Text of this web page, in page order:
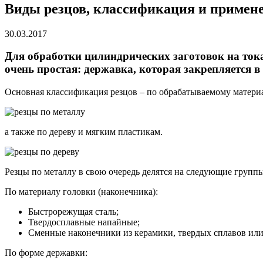
Виды резцов, классификация и
30.03.2017
Для обработки цилиндрических заготовок на
очень простая: державка, которая закрепляется
Основная классификация резцов – по обрабатываемому
а также по дереву и мягким пластикам.
Резцы по металлу в свою очередь делятся на следующие
По материалу головки (наконечника):
Быстрорежущая сталь;
Твердосплавные напайные;
Сменные наконечники из керамики, твердых сплавов
По форме державки: